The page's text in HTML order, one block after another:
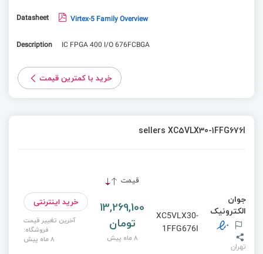
Datasheet Virtex-5 Family Overview
Description IC FPGA 400 I/O 676FCBGA
خرید با کمترین قیمت
sellers XC5VLX30-1FFG676I
قیمت
جوان
الکترونیک
تهران
XC5VLX30-
1FFG676I
13,269,100
تومان
8 ماه پیش
خرید اینترنتی
آخرین تغییر قیمت
فروشگاه:
8 ماه پیش